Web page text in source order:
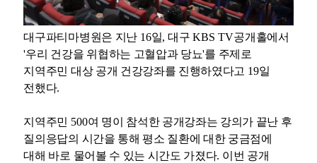
대구파티마병원은 지난 16일,대구KBS TV공개홀에서
'우리 건강을 위협하는 고혈압과 당뇨'를 주제로
지역주민 대상 공개 건강강좌를 진행하였다고 19일
전했다.
지역주민 500여 명이 참석한 공개강좌는 강의가 끝난 후
질의응답의 시간을 통해 평소 질환에 대한 궁금점에
대해 바로 물어볼 수 있는 시간도 가졌다. 이번 공개